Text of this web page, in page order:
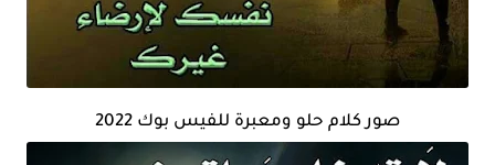
صور كلام حلو ومعبرة للفيس بوك 2022